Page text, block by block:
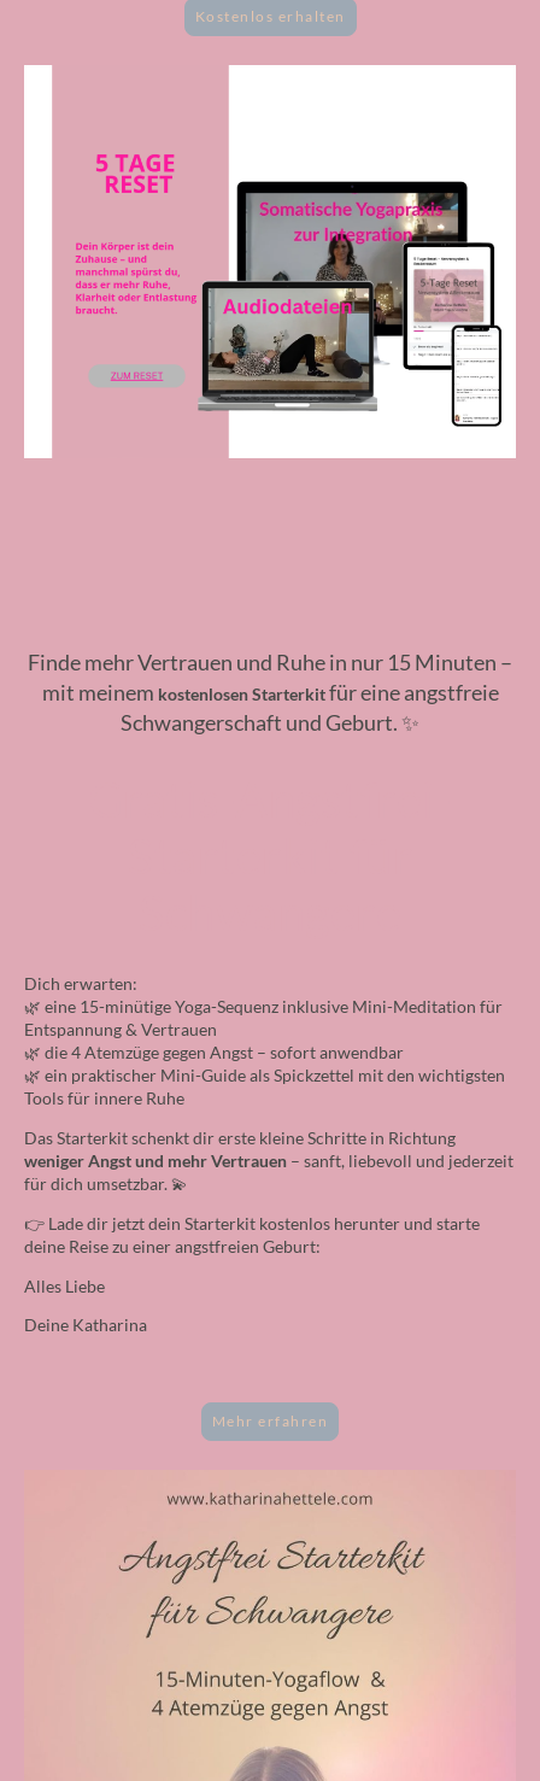
Kostenlos erhalten
Finde mehr Vertrauen und Ruhe in nur 15 Minuten –
mit meinem kostenlosen Starterkitfür eine angstfreie
Schwangerschaft und Geburt. ✨
Dich erwarten:
🌿 eine 15-minütige Yoga-Sequenz inklusive Mini-Meditation für
Entspannung & Vertrauen
🌿 die 4 Atemzüge gegen Angst – sofort anwendbar
🌿 ein praktischer Mini-Guide als Spickzettel mit den wichtigsten
Tools für innere Ruhe
Das Starterkit schenkt dir erste kleine Schritte in Richtung
weniger Angst und mehr Vertrauen – sanft, liebevoll und jederzeit
für dich umsetzbar. 💫
👉 Lade dir jetzt dein Starterkit kostenlos herunter und starte
deine Reise zu einer angstfreien Geburt:
Alles Liebe
Deine Katharina
Mehr erfahren